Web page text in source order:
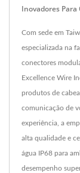
Inovadores
Com sede em
especializada na
conectores
Excellence Wire
produtos de
comunicação de
experiência, a
alta qualidade e
água IP68 para
desempenho